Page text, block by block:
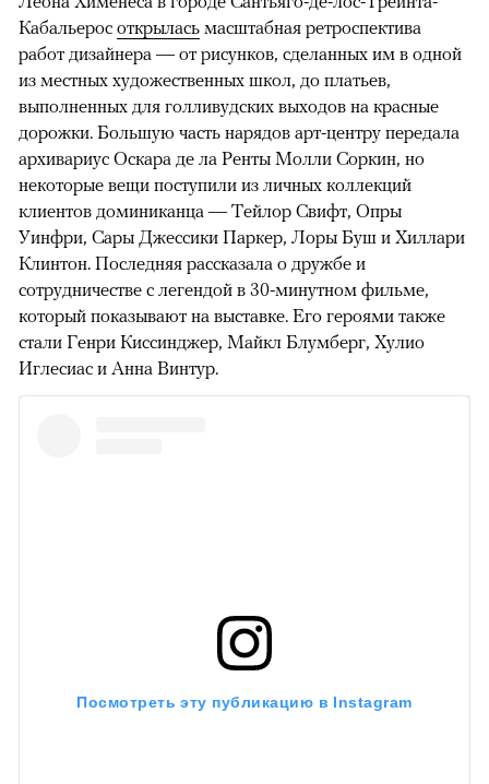
Кабальерос открылась масштабная ретроспектива
работ дизайнера — от рисунков, сделанных им в одной
из местных художественных школ, до платьев,
выполненных для голливудских выходов на красные
дорожки. Большую часть нарядов арт-центру передала
архивариус Оскара де ла Ренты Молли Соркин, но
некоторые вещи поступили из личных коллекций
клиентов доминиканца — Тейлор Свифт, Опры
Уинфри, Сары Джессики Паркер, Лоры Буш и Хиллари
Клинтон. Последняя рассказала о дружбе и
сотрудничестве с легендой в 30-минутном фильме,
который показывают на выставке. Его героями также
стали Генри Киссинджер, Майкл Блумберг, Хулио
Иглесиас и Анна Винтур.
Посмотреть эту публикацию в Instagram